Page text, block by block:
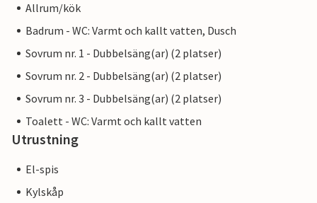
Allrum/kök
Badrum - WC: Varmt och kallt vatten, Dusch
Sovrum nr. 1 - Dubbelsäng(ar) (2 platser)
Sovrum nr. 2 - Dubbelsäng(ar) (2 platser)
Sovrum nr. 3 - Dubbelsäng(ar) (2 platser)
Toalett - WC: Varmt och kallt vatten
Utrustning
El-spis
Kylskåp